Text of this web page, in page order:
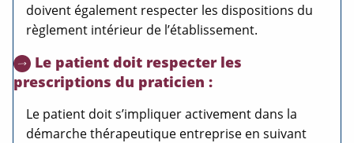
doivent également respecter les dispositions du
règlement intérieur de l’établissement.
Le patient doit respecter les
prescriptions du praticien :
Le patient doit s’impliquer activement dans la
démarche thérapeutique entreprise en suivant